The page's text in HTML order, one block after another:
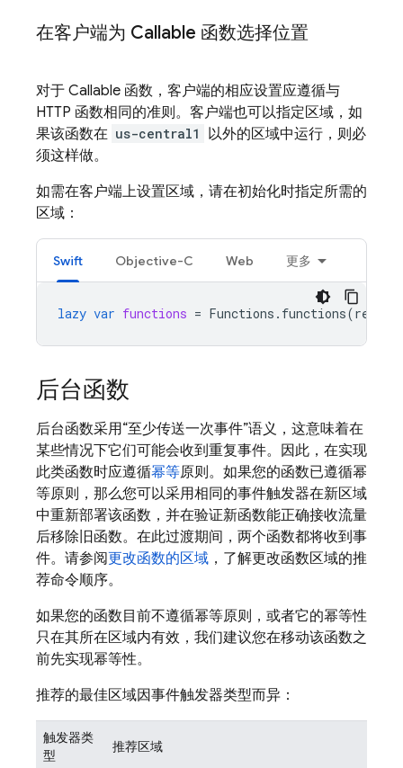
在客户端为 Callable 函数选择位置
对于 Callable 函数，客户端的相应设置应遵循与
HTTP 函数相同的准则。客户端也可以指定区域，如
果该函数在 us-central1
以外的区域中运行，则必
须这样做。
如需在客户端上设置区域，请在初始化时指定所需的
区域：
Swift Objective-C Web 更多
lazy var functions = Functions . functions(region
后台函数
后台函数采用“至少传送一次事件”语义，这意味着在
某些情况下它们可能会收到重复事件。因此，在实现
此类函数时应遵循幂等原则。如果您的函数已遵循幂
等原则，那么您可以采用相同的事件触发器在新区域
中重新部署该函数，并在验证新函数能正确接收流量
后移除旧函数。在此过渡期间，两个函数都将收到事
件。请参阅更改函数的区域 ，了解更改函数区域的推
荐命令顺序。
如果您的函数目前不遵循幂等原则，或者它的幂等性
只在其所在区域内有效，我们建议您在移动该函数之
前先实现幂等性。
推荐的最佳区域因事件触发器类型而异：
触发器类
型
推荐区域